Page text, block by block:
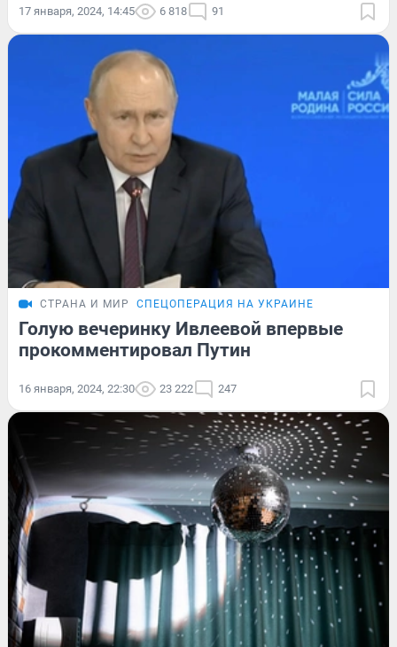
17 января, 2024, 14:45 6 818 91
СТРАНА И МИР СПЕЦОПЕРАЦИЯ НА УКРАИНЕ
Голую вечеринку Ивлеевой впервые
прокомментировал Путин
16 января, 2024, 22:30 23 222 247